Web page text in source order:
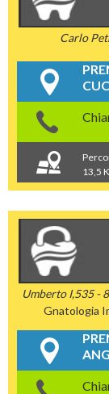
Carlo
13,5
Umberto I,535 -
Gnatologia